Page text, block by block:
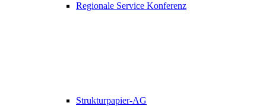
Regionale Service Konferenz
Strukturpapier-AG